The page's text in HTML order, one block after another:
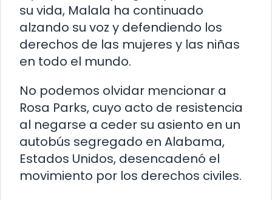
su vida, Malala ha continuado
alzando su voz y defendiendo los
derechos de las mujeres y las niñas
en todo el mundo.
No podemos olvidar mencionar a
Rosa Parks, cuyo acto de resistencia
al negarse a ceder su asiento en un
autobús segregado en Alabama,
Estados Unidos, desencadenó el
movimiento por los derechos civiles.